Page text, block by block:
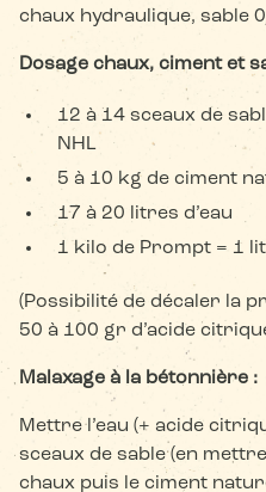
chaux hydraulique, sable
Dosage chaux, ciment et
12 à 14 sceaux de
NHL
5 à 10 kg de ciment
17 à 20 litres d’eau
1 kilo de Prompt = 1
(Possibilité de décaler la
50 à 100 gr d’acide
Malaxage à la bétonnière :
Mettre l’eau (+ acide
sceaux de sable (en
chaux puis le ciment